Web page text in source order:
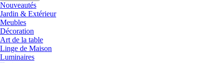
Nouveautés
Jardin & Extérieur
Meubles
Décoration
Art de la table
Linge de Maison
Luminaires